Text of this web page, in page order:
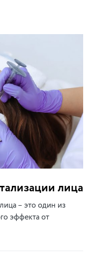
лица
– это один из
эффекта от